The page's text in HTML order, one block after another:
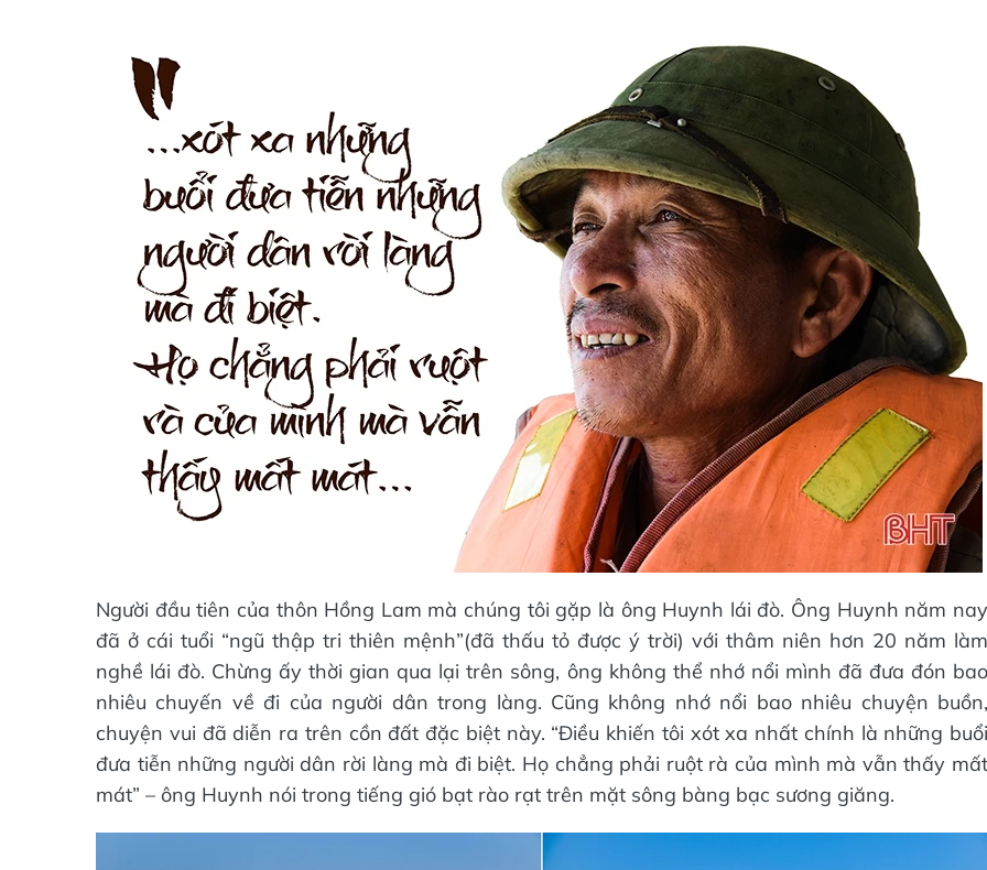
Người đầu tiên của thôn Hồng Lam mà chúng tôi gặp là ông Huynh lái đò. Ông Huynh năm nay
đã ở cái tuổi “ngũ thập tri thiên mệnh”(đã thấu tỏ được ý trời) với thâm niên hơn 20 năm làm
nghề lái đò. Chừng ấy thời gian qua lại trên sông, ông không thể nhớ nổi mình đã đưa đón bao
nhiêu chuyến về đi của người dân trong làng. Cũng không nhớ nổi bao nhiêu chuyện buồn,
chuyện vui đã diễn ra trên cồn đất đặc biệt này. “Điều khiến tôi xót xa nhất chính là những buổi
đưa tiễn những người dân rời làng mà đi biệt. Họ chẳng phải ruột rà của mình mà vẫn thấy mất
mát” – ông Huynh nói trong tiếng gió bạt rào rạt trên mặt sông bàng bạc sương giăng.